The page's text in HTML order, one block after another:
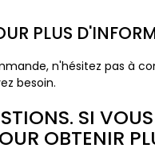
PLUS
n'hésitez pas à
besoin.
SI
OBTENIR